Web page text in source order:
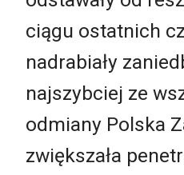
ciągu ostatnich
nadrabiały
najszybciej ze
odmiany Polska
zwiększała